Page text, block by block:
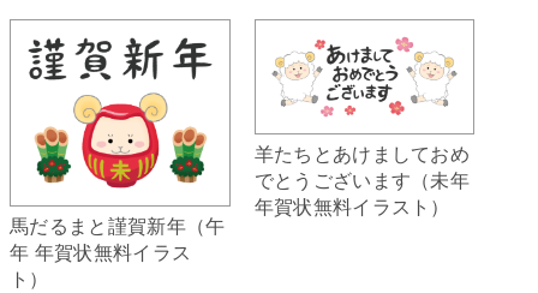
馬だるまと謹賀新年（午
年 年賀状無料イラス
ト）
羊たちとあけましておめ
でとうございます（未年
年賀状無料イラスト）